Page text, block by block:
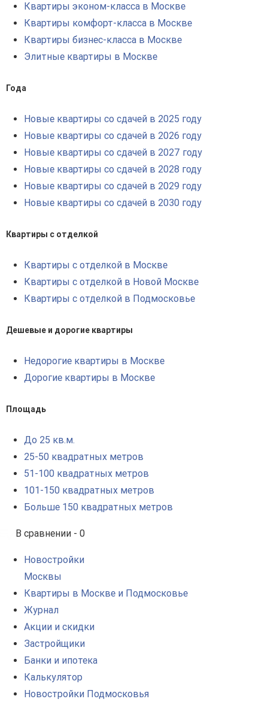
Квартиры эконом-класса в Москве
Квартиры комфорт-класса в Москве
Квартиры бизнес-класса в Москве
Элитные квартиры в Москве
Года
Новые квартиры со сдачей в 2025 году
Новые квартиры со сдачей в 2026 году
Новые квартиры со сдачей в 2027 году
Новые квартиры со сдачей в 2028 году
Новые квартиры со сдачей в 2029 году
Новые квартиры со сдачей в 2030 году
Квартиры с отделкой
Квартиры с отделкой в Москве
Квартиры с отделкой в Новой Москве
Квартиры с отделкой в Подмосковье
Дешевые и дорогие квартиры
Недорогие квартиры в Москве
Дорогие квартиры в Москве
Площадь
До 25 кв.м.
25-50 квадратных метров
51-100 квадратных метров
101-150 квадратных метров
Больше 150 квадратных метров
В сравнении - 0
Новостройки
Москвы
Квартиры в Москве и Подмосковье
Журнал
Акции и скидки
Застройщики
Банки и ипотека
Калькулятор
Новостройки Подмосковья